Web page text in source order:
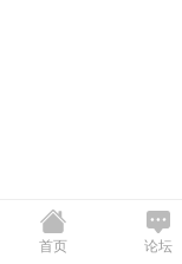
首页 论坛